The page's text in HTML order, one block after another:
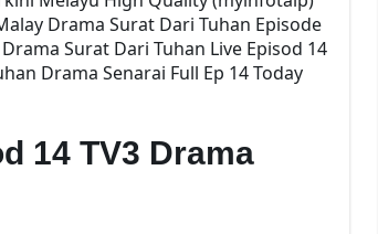
Drama Surat Dari Tuhan Episode
Surat Dari Tuhan Live Episod 14
Drama Senarai Full Ep 14 Today
14 TV3 Drama